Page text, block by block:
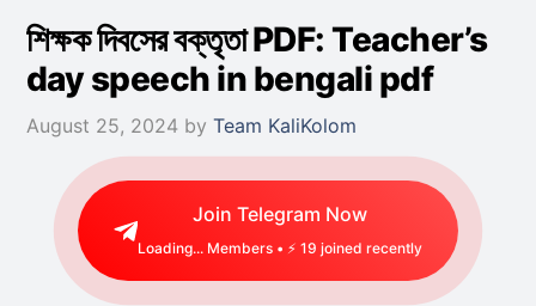
শিক্ষক দিবসের বক্তৃতা PDF: Teacher’s
day speech in bengali pdf
August 25, 2024 by Team KaliKolom
Join Telegram Now
Loading... Members • ⚡ 55 joined recently